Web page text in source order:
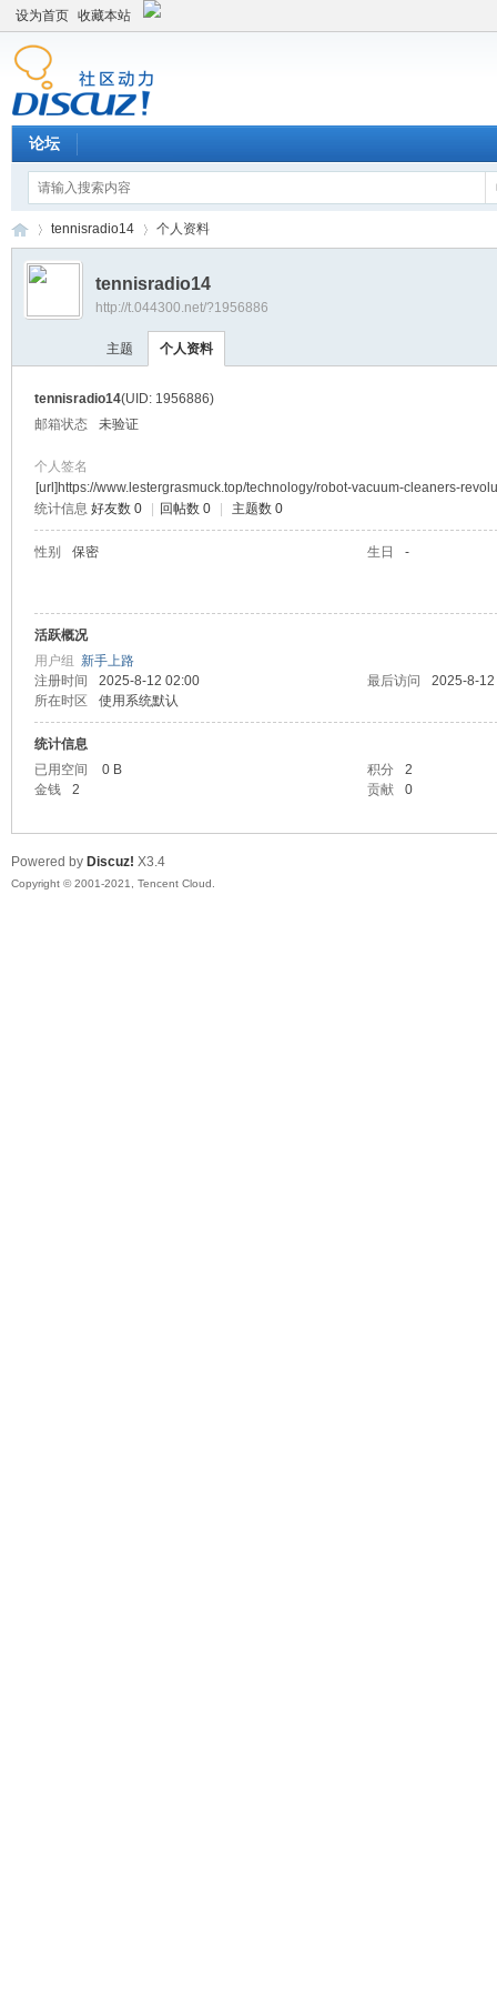
设为首页 收藏本站
论坛
›
tennisradio14 个人资料
tennisradio14
http://t.044300.net/?1956886
主题 个人资料
tennisradio14(UID: 1956886)
邮箱状态
未验证
个人签名
[url]https://www.lestergrasmuck.top/technology/robot-vacuum-cleaners-
统计信息 好友数 0 回帖数 0 主题数 0
性别 保密 生日 -
活跃概况
用户组 新手上路
注册时间
2025-8-12 02:00 最后访问
2025-8-
所在时区
使用系统默认
统计信息
已用空间
0 B 积分
2
金钱
2 贡献 0
Powered by Discuz! X3.4
Copyright © 2001-2021, Tencent Cloud.